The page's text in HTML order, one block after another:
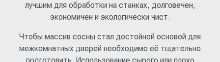
лучшим для обработки на станках, долговечен,
экономичен и экологически чист.
Чтобы массив сосны стал достойной основой для
межкомнатных дверей необходимо её тщательно